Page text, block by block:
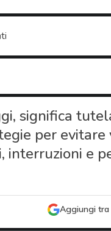
significa
per
interruzioni e
Aggiungi tra